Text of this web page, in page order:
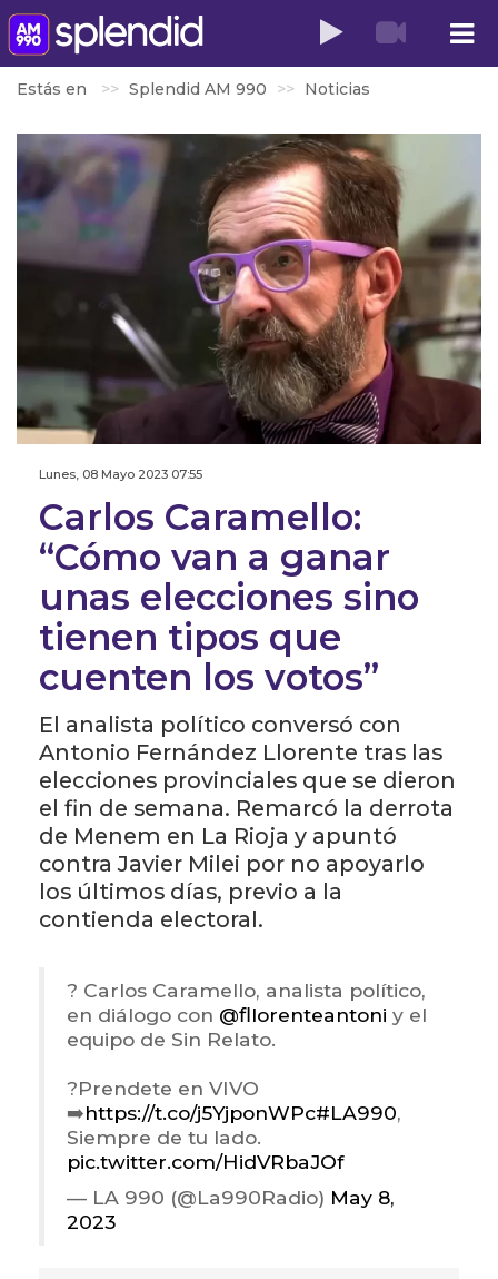
Estás en Splendid AM 990 Noticias
Lunes, 08 Mayo 2023 07:55
Carlos Caramello:
“Cómo van a ganar
unas elecciones sino
tienen tipos que
cuenten los votos”
El analista político conversó con
Antonio Fernández Llorente tras las
elecciones provinciales que se dieron
el fin de semana. Remarcó la derrota
de Menem en La Rioja y apuntó
contra Javier Milei por no apoyarlo
los últimos días, previo a la
contienda electoral.
? Carlos Caramello, analista político,
en diálogo con @fllorenteantoni y el
equipo de Sin Relato.
?Prendete en VIVO
➡️https://t.co/j5YjponWPc#LA990,
Siempre de tu lado.
pic.twitter.com/HidVRbaJOf
— LA 990 (@La990Radio) May 8,
2023